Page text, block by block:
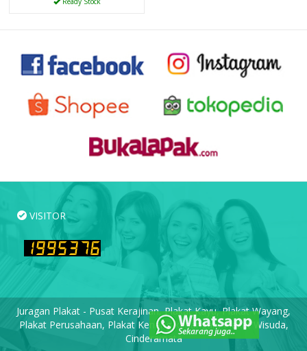
VISITOR
Juragan Plakat - Pusat Kerajinan, Plakat Kayu, Plakat Wayang,
Plakat Perusahaan, Plakat Kenang-kenangan, Plakat Wisuda,
Cinderamata